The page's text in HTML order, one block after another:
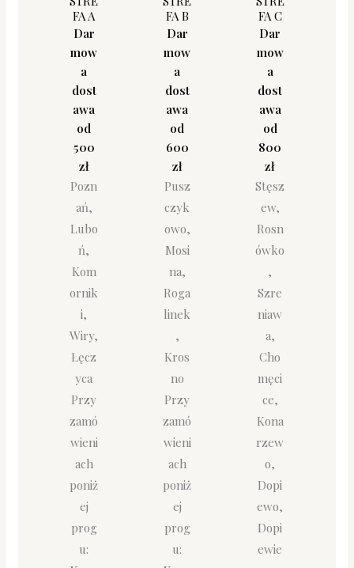
FA A
Dar
mow
a
dost
awa
od
500
zł
Pozn
ań,
Lubo
ń,
Kom
ornik
i,
Wiry,
Łęcz
yca
Przy
zamó
wieni
ach
poniż
ej
prog
u:
FA B
Dar
mow
a
dost
awa
od
600
zł
Pusz
czyk
owo,
Mosi
na,
Roga
linek
,
Kros
no
Przy
zamó
wieni
ach
poniż
ej
prog
u:
FA C
Dar
mow
a
dost
awa
od
800
zł
Stęsz
ew,
Rosn
ówko
,
Szre
niaw
a,
Cho
męci
ce,
Kona
rzew
o,
Dopi
ewo,
Dopi
ewie